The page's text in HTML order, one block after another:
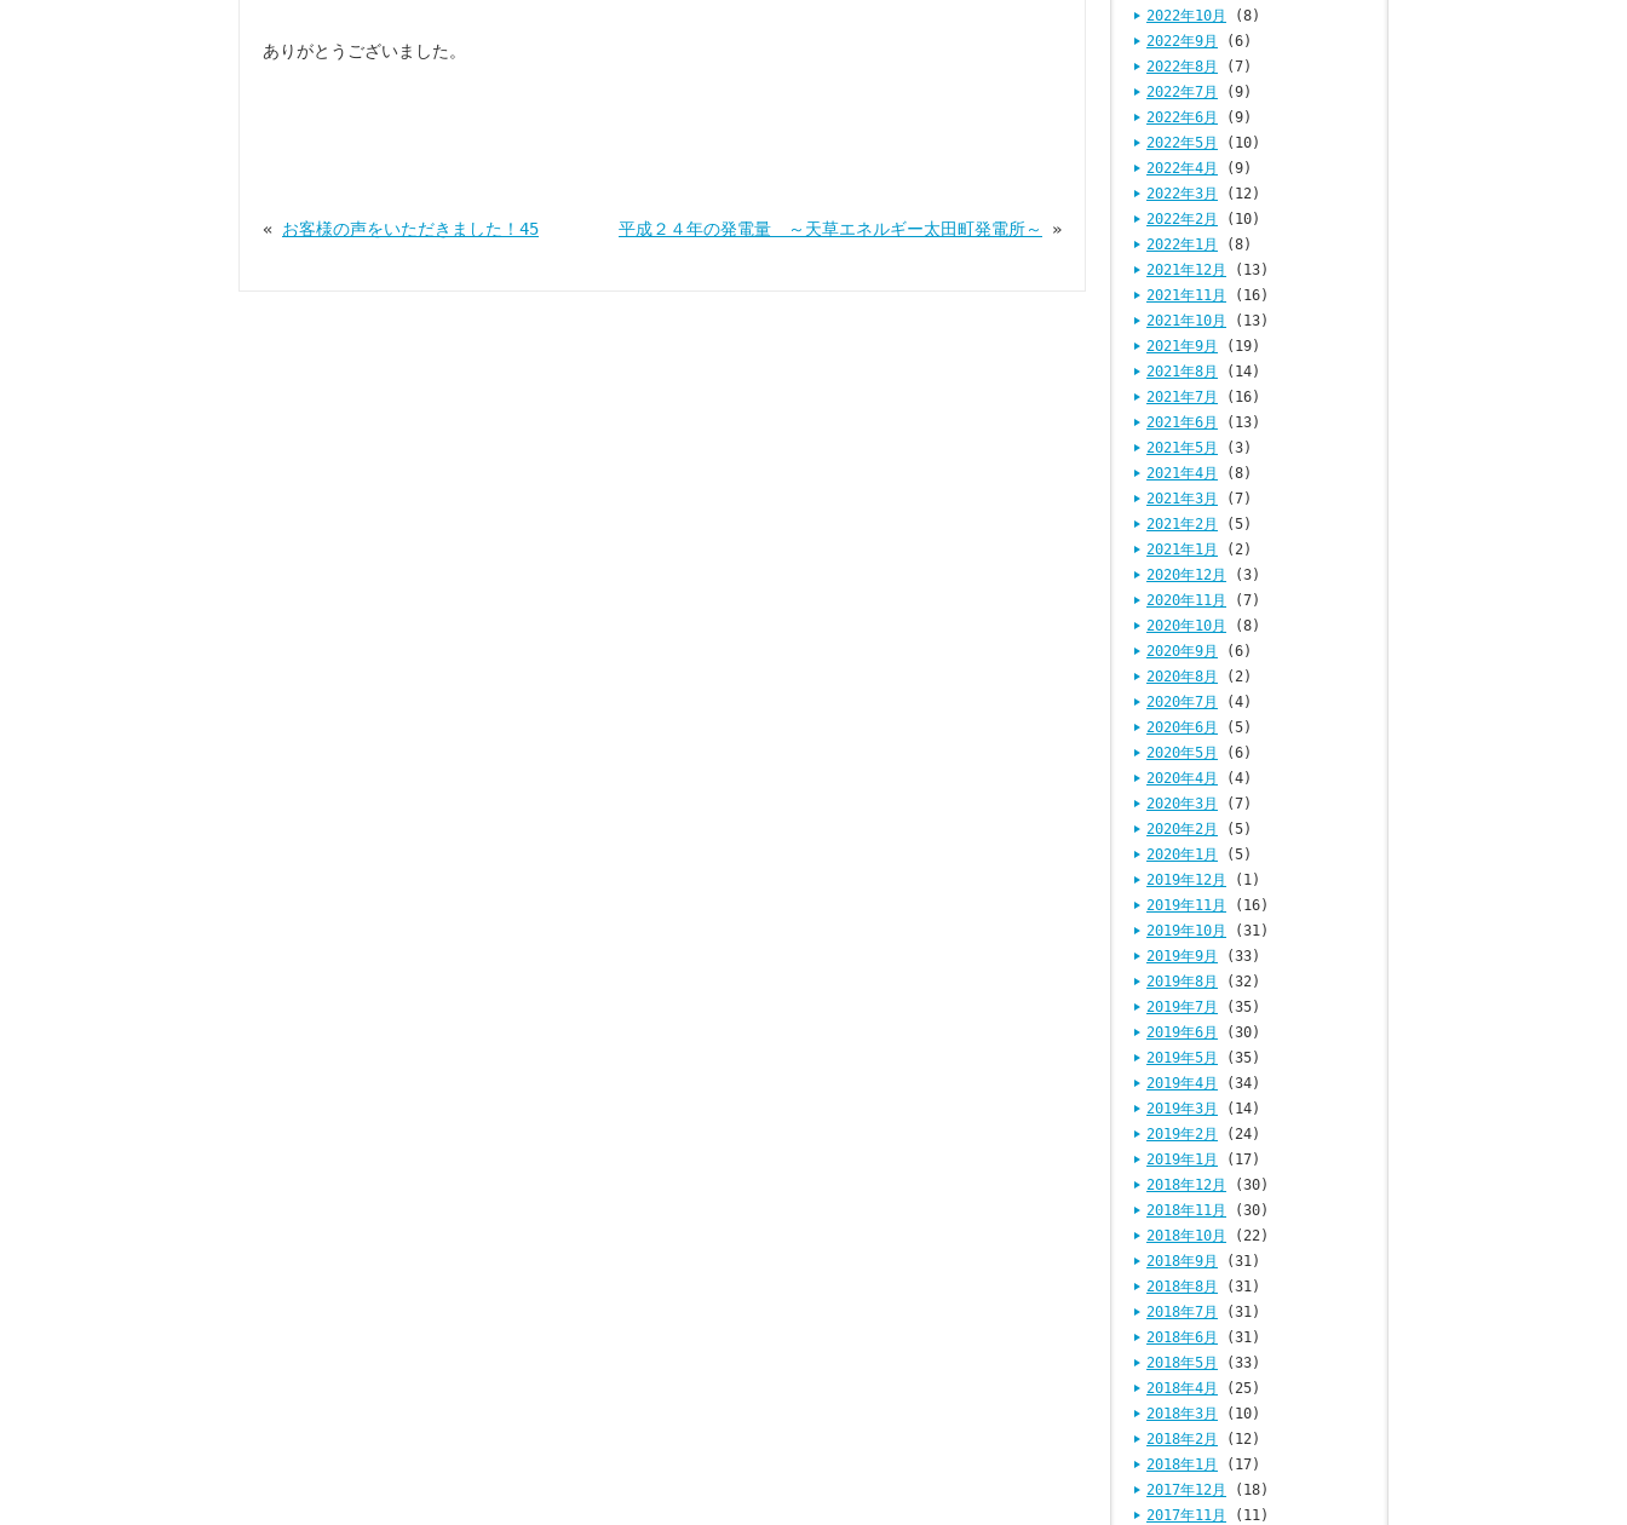
ありがとうございました。
« お客様の声をいただきました！45 平成２４年の発電量 ～天草エネルギー太田町発電所～ »
2022年10月
(8)
2022年9月
(6)
2022年8月
(7)
2022年7月
(9)
2022年6月
(9)
2022年5月
(10)
2022年4月
(9)
2022年3月
(12)
2022年2月
(10)
2022年1月
(8)
2021年12月
(13)
2021年11月
(16)
2021年10月
(13)
2021年9月
(19)
2021年8月
(14)
2021年7月
(16)
2021年6月
(13)
2021年5月
(3)
2021年4月
(8)
2021年3月
(7)
2021年2月
(5)
2021年1月
(2)
2020年12月
(3)
2020年11月
(7)
2020年10月
(8)
2020年9月
(6)
2020年8月
(2)
2020年7月
(4)
2020年6月
(5)
2020年5月
(6)
2020年4月
(4)
2020年3月
(7)
2020年2月
(5)
2020年1月
(5)
2019年12月
(1)
2019年11月
(16)
2019年10月
(31)
2019年9月
(33)
2019年8月
(32)
2019年7月
(35)
2019年6月
(30)
2019年5月
(35)
2019年4月
(34)
2019年3月
(14)
2019年2月
(24)
2019年1月
(17)
2018年12月
(30)
2018年11月
(30)
2018年10月
(22)
2018年9月
(31)
2018年8月
(31)
2018年7月
(31)
2018年6月
(31)
2018年5月
(33)
2018年4月
(25)
2018年3月
(10)
2018年2月
(12)
2018年1月
(17)
2017年12月
(18)
2017年11月
(11)